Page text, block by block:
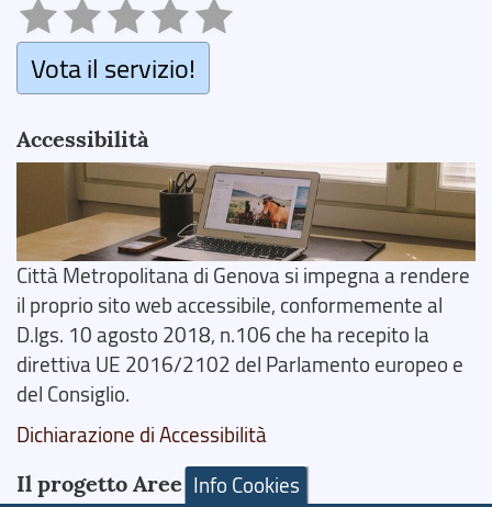
Vota il servizio!
Accessibilità
Città Metropolitana di Genova si impegna a rendere
il proprio sito web accessibile, conformemente al
D.lgs. 10 agosto 2018, n.106 che ha recepito la
direttiva UE 2016/2102 del Parlamento europeo e
del Consiglio.
Dichiarazione di Accessibilità
Il progetto Aree Interne
Info Cookies